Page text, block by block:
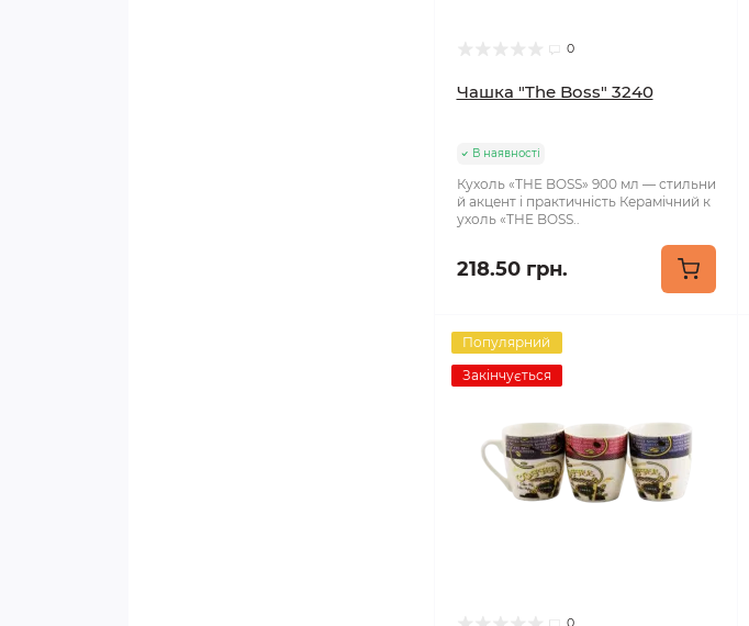
0
Чашка "The Boss" 3240
В наявності
Кухоль «THE BOSS» 900 мл — стильни
й акцент і практичність Керамічний к
ухоль «THE BOSS..
218.50 грн.
Популярний
Закінчується
0